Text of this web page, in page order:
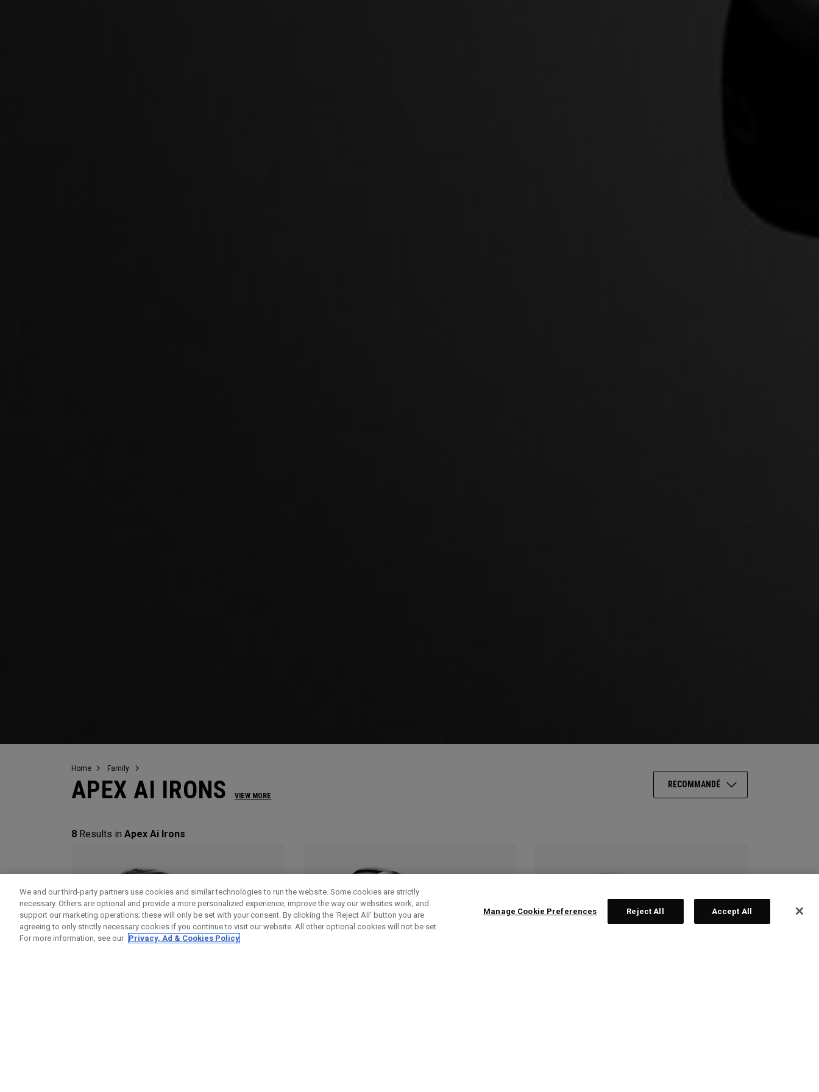
Home Family
APEX AI IRONS VIEW MORE
RECOMMANDÉ
8 Results in Apex Ai Irons
We and our third-party partners use cookies and similar technologies to run the website. Some cookies are strictly
necessary. Others are optional and provide a more personalized experience, improve the way our websites work, and
support our marketing operations; these will only be set with your consent. By clicking the ‘Reject All' button you are
agreeing to only strictly necessary cookies if you continue to visit our website. All other optional cookies will not be set.
For more information, see our Privacy, Ad & Cookies Policy
Manage Cookie Preferences Reject All Accept All